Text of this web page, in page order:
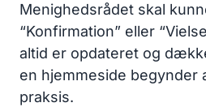
Menighedsrådet skal
“Konfirmation” eller
altid er opdateret og
en hjemmeside begynder
praksis.